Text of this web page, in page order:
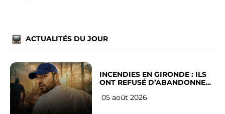
ACTUALITÉS DU JOUR
INCENDIES EN GIRONDE : ILS
ONT REFUSÉ D’ABANDONNER
05 août 2026